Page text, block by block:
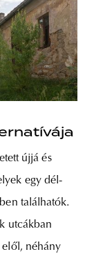
újjá és
egy dél-
találhatók.
utcákban
elől, néhány